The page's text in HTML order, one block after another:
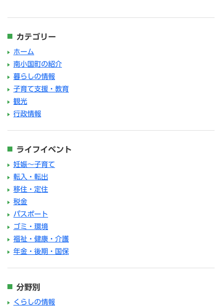
カテゴリー
ホーム
南小国町の紹介
暮らしの情報
子育て支援・教育
観光
行政情報
ライフイベント
妊娠～子育て
転入・転出
移住・定住
税金
パスポート
ゴミ・環境
福祉・健康・介護
年金・後期・国保
分野別
くらしの情報